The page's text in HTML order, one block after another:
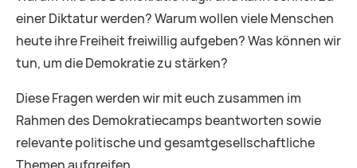
einer Diktatur werden? Warum wollen viele Menschen
heute ihre Freiheit freiwillig aufgeben? Was können wir
tun, um die Demokratie zu stärken?
Diese Fragen werden wir mit euch zusammen im
Rahmen des Demokratiecamps beantworten sowie
relevante politische und gesamtgesellschaftliche